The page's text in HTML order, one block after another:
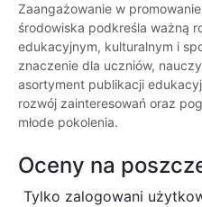
Zaangażowanie w
środowiska podkreśla ważną
edukacyjnym, kulturalnym i
znaczenie dla uczniów,
asortyment publikacji
rozwój zainteresowań oraz
młode pokolenia.
Oceny na
Tylko zalogowani